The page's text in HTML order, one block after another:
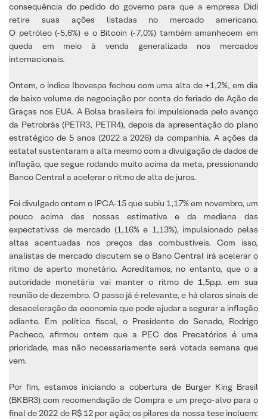
consequência do pedido do governo para que a empresa Didi
retire suas ações listadas no mercado americano.
O petróleo (-5,6%) e o Bitcoin (-7,0%) também amanhecem em
queda em meio à venda generalizada nos mercados
internacionais.
Ontem, o índice Ibovespa fechou com uma alta de +1,2%, em dia
de baixo volume de negociação por conta do feriado de Ação de
Graças nos EUA. A Bolsa brasileira foi impulsionada pelo avanço
da Petrobrás (PETR3, PETR4), depois da apresentação do plano
estratégico de 5 anos (2022 a 2026) da companhia. A ações da
estatal sustentaram a alta mesmo com a divulgação de dados de
inflação, que segue rodando muito acima da meta, pressionando
Banco Central a acelerar o ritmo de alta de juros.
Foi divulgado ontem o IPCA-15 que subiu 1,17% em novembro, um
pouco acima das nossas estimativa e da mediana das
expectativas de mercado (1,16% e 1,13%), impulsionado pelas
altas acentuadas nos preços das combustíveis. Com isso,
analistas de mercado discutem se o Bano Central irá acelerar o
ritmo de aperto monetário. Acreditamos, no entanto, que o a
autoridade monetária vai manter o ritmo de 1,5p.p. em sua
reunião de dezembro. O passo já é relevante, e há claros sinais de
desaceleração da economia que pode ajudar a segurar a inflação
adiante. Em política fiscal, o Presidente do Senado, Rodrigo
Pacheco, afirmou ontem que a PEC dos Precatórios é uma
prioridade, mas não necessariamente será votada semana que
vem.
Por fim, estamos iniciando a cobertura de Burger King Brasil
(BKBR3) com recomendação de Compra e um preço-alvo para o
final de 2022 de R$ 12 por ação; os pilares da nossa tese incluem: